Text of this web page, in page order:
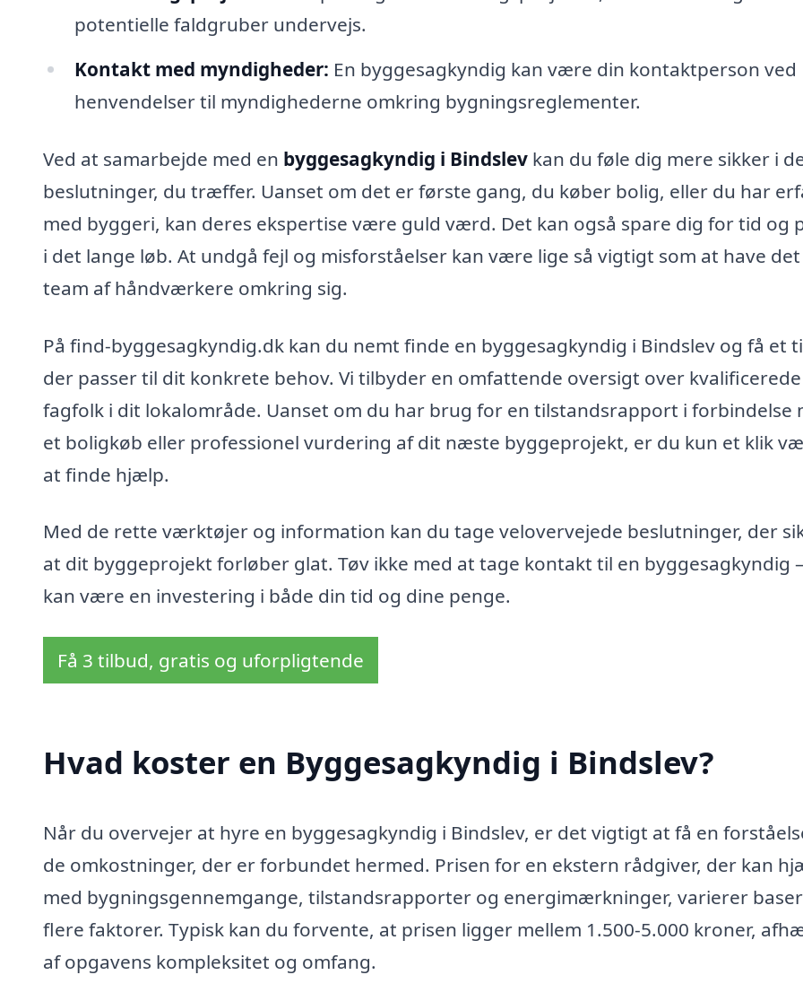
potentielle faldgruber undervejs.
Kontakt med myndigheder: En byggesagkyndig kan være din kontaktperson ved
henvendelser til myndighederne omkring bygningsreglementer.
Ved at samarbejde med en byggesagkyndig i Bindslev kan du føle dig mere sikker i
beslutninger, du træffer. Uanset om det er første gang, du køber bolig, eller du har
med byggeri, kan deres ekspertise være guld værd. Det kan også spare dig for tid og
i det lange løb. At undgå fejl og misforståelser kan være lige så vigtigt som at have
team af håndværkere omkring sig.
På find-byggesagkyndig.dk kan du nemt finde en byggesagkyndig i Bindslev og få et
der passer til dit konkrete behov. Vi tilbyder en omfattende oversigt over kvalificerede
fagfolk i dit lokalområde. Uanset om du har brug for en tilstandsrapport i forbindelse
et boligkøb eller professionel vurdering af dit næste byggeprojekt, er du kun et klik
at finde hjælp.
Med de rette værktøjer og information kan du tage velovervejede beslutninger, der
at dit byggeprojekt forløber glat. Tøv ikke med at tage kontakt til en byggesagkyndig
kan være en investering i både din tid og dine penge.
Få 3 tilbud, gratis og uforpligtende
Hvad koster en Byggesagkyndig i Bindslev?
Når du overvejer at hyre en byggesagkyndig i Bindslev, er det vigtigt at få en
de omkostninger, der er forbundet hermed. Prisen for en ekstern rådgiver, der kan
med bygningsgennemgange, tilstandsrapporter og energimærkninger, varierer
flere faktorer. Typisk kan du forvente, at prisen ligger mellem 1.500-5.000 kroner,
af opgavens kompleksitet og omfang.